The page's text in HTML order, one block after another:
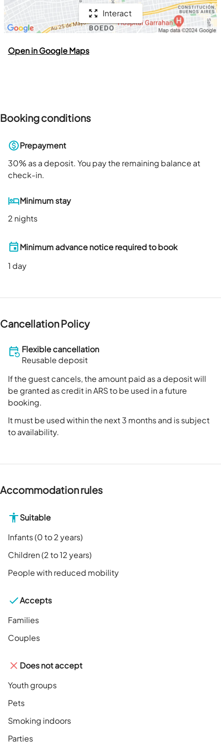
Interact
Open in Google Maps
Booking conditions
Prepayment
30% as a deposit. You pay the remaining balance at
check-in.
Minimum stay
2 nights
Minimum advance notice required to book
1 day
Cancellation Policy
Flexible cancellation
Reusable deposit
If the guest cancels, the amount paid as a deposit will
be granted as credit in ARS to be used in a future
booking.
It must be used within the next 3 months and is subject
to availability.
Accommodation rules
Suitable
Infants (0 to 2 years)
Children (2 to 12 years)
People with reduced mobility
Accepts
Families
Couples
Does not accept
Youth groups
Pets
Smoking indoors
Parties